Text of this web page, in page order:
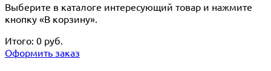
Выберите в каталоге интересующий товар и нажмите
кнопку «В корзину».
Итого: 0 руб.
Оформить заказ